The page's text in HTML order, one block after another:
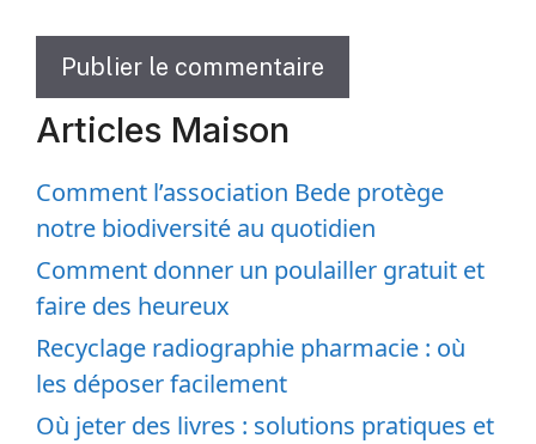
Articles Maison
Comment l’association Bede protège
notre biodiversité au quotidien
Comment donner un poulailler gratuit et
faire des heureux
Recyclage radiographie pharmacie : où
les déposer facilement
Où jeter des livres : solutions pratiques et